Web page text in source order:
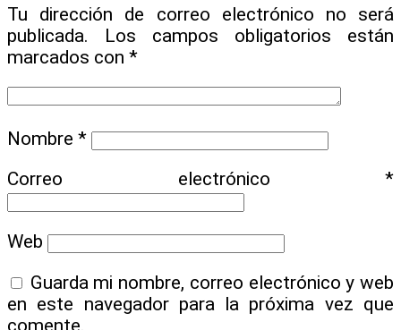
Tu dirección de correo electrónico no será
publicada.
Los campos obligatorios están
marcados con *
Nombre *
Correo electrónico *
Web
Guarda mi nombre, correo electrónico y web
en este navegador para la próxima vez que
comente.